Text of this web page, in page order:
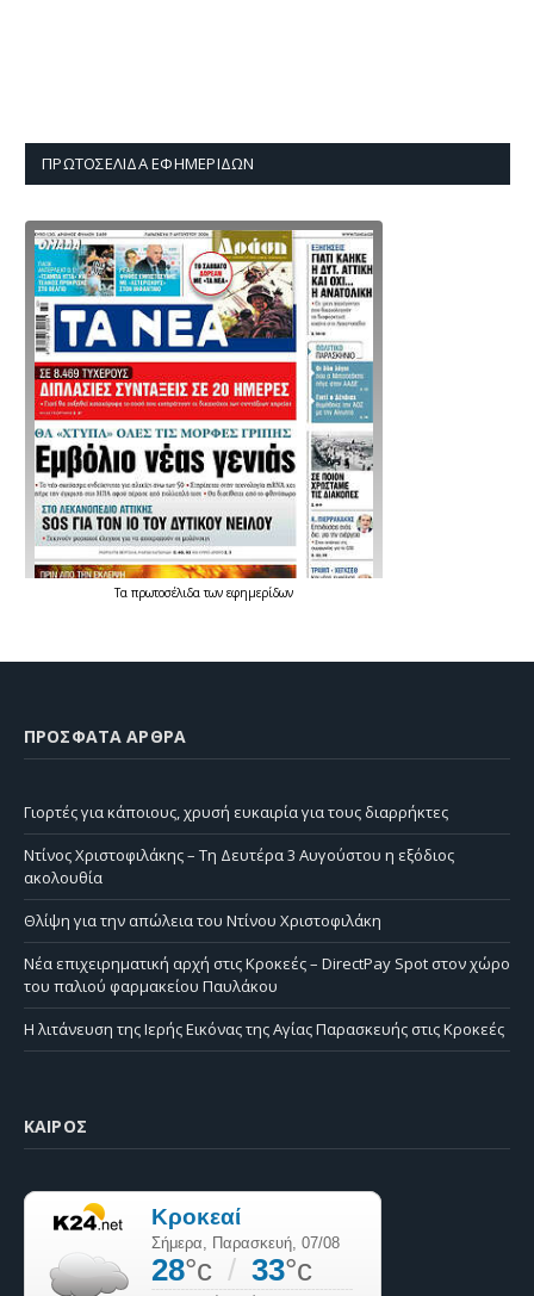
ΠΡΩΤΟΣΈΛΙΔΑ ΕΦΗΜΕΡΊΔΩΝ
Τα πρωτοσέλιδατων εφημερίδων
ΠΡΌΣΦΑΤΑ ΆΡΘΡΑ
Γιορτές για κάποιους, χρυσή ευκαιρία για τους διαρρήκτες
Ντίνος Χριστοφιλάκης – Τη Δευτέρα 3 Αυγούστου η εξόδιος
ακολουθία
Θλίψη για την απώλεια του Ντίνου Χριστοφιλάκη
Νέα επιχειρηματική αρχή στις Κροκεές – DirectPay Spot στον χώρο
του παλιού φαρμακείου Παυλάκου
Η λιτάνευση της Ιερής Εικόνας της Αγίας Παρασκευής στις Κροκεές
ΚΑΙΡΌΣ